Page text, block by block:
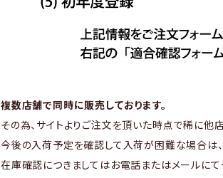
複数店舗で同時に販売しております。
その為、サイトよりご注文を頂いた時点で稀に他
今後の入荷予定を確認して入荷が困難な場合は、
在庫確認につきましてはお電話またはメールにて